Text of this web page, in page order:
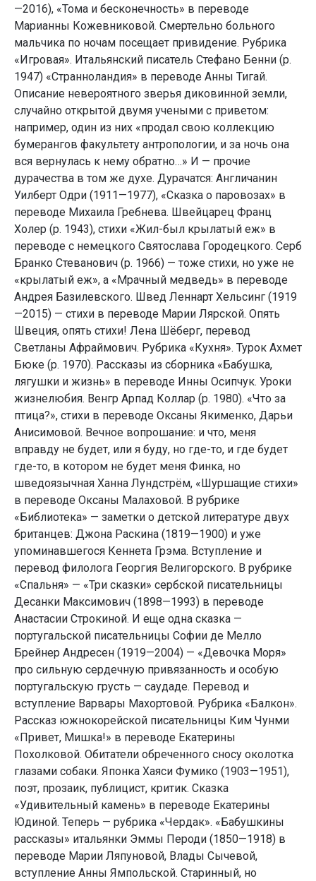
—2016), «Тома и бесконечность» в переводе
Марианны Кожевниковой. Смертельно больного
мальчика по ночам посещает привидение. Рубрика
«Игровая». Итальянский писатель Стефано Бенни (р.
1947) «Странноландия» в переводе Анны Тигай.
Описание невероятного зверья диковинной земли,
случайно открытой двумя учеными с приветом:
например, один из них «продал свою коллекцию
бумерангов факультету антропологии, и за ночь она
вся вернулась к нему обратно…» И — прочие
дурачества в том же духе. Дурачатся: Англичанин
Уилберт Одри (1911—1977), «Сказка о паровозах» в
переводе Михаила Гребнева. Швейцарец Франц
Холер (р. 1943), стихи «Жил-был крылатый еж» в
переводе с немецкого Святослава Городецкого. Серб
Бранко Стеванович (р. 1966) — тоже стихи, но уже не
«крылатый еж», а «Мрачный медведь» в переводе
Андрея Базилевского. Швед Леннарт Хельсинг (1919
—2015) — стихи в переводе Марии Лярской. Опять
Швеция, опять стихи! Лена Шёберг, перевод
Светланы Афраймович. Рубрика «Кухня». Турок Ахмет
Бюке (р. 1970). Рассказы из сборника «Бабушка,
лягушки и жизнь» в переводе Инны Осипчук. Уроки
жизнелюбия. Венгр Арпад Коллар (р. 1980). «Что за
птица?», стихи в переводе Оксаны Якименко, Дарьи
Анисимовой. Вечное вопрошание: и что, меня
вправду не будет, или я буду, но где-то, и где будет
где-то, в котором не будет меня Финка, но
шведоязычная Ханна Лундстрём, «Шуршащие стихи»
в переводе Оксаны Малаховой. В рубрике
«Библиотека» — заметки о детской литературе двух
британцев: Джона Раскина (1819—1900) и уже
упоминавшегося Кеннета Грэма. Вступление и
перевод филолога Георгия Велигорского. В рубрике
«Спальня» — «Три сказки» сербской писательницы
Десанки Максимович (1898—1993) в переводе
Анастасии Строкиной. И еще одна сказка —
португальской писательницы Софии де Мелло
Брейнер Андресен (1919—2004) — «Девочка Моря»
про сильную сердечную привязанность и особую
португальскую грусть — саудаде. Перевод и
вступление Варвары Махортовой. Рубрика «Балкон».
Рассказ южнокорейской писательницы Ким Чунми
«Привет, Мишка!» в переводе Екатерины
Похолковой. Обитатели обреченного сносу околотка
глазами собаки. Японка Хаяси Фумико (1903—1951),
поэт, прозаик, публицист, критик. Сказка
«Удивительный камень» в переводе Екатерины
Юдиной. Теперь — рубрика «Чердак». «Бабушкины
рассказы» итальянки Эммы Пероди (1850—1918) в
переводе Марии Ляпуновой, Влады Сычевой,
вступление Анны Ямпольской. Старинный, но